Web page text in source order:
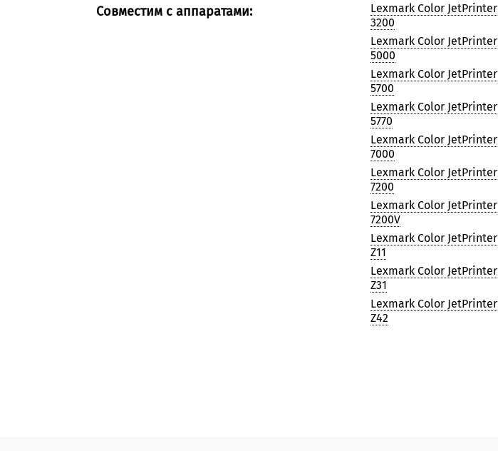
Совместим с аппаратами:
Lexmark Color JetPrinter
3200
Lexmark Color JetPrinter
5000
Lexmark Color JetPrinter
5700
Lexmark Color JetPrinter
5770
Lexmark Color JetPrinter
7000
Lexmark Color JetPrinter
7200
Lexmark Color JetPrinter
7200V
Lexmark Color JetPrinter
Z11
Lexmark Color JetPrinter
Z31
Lexmark Color JetPrinter
Z42